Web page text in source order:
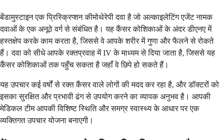
बेंडामुस्टाइन एक प्रिस्क्रिप्शन कीमोथेरेपी दवा है जो अल्काइलेटिंग एजेंट नामक
दवाओं के एक अनूठे वर्ग से संबंधित है। यह कैंसर कोशिकाओं के अंदर डीएनए में
हस्तक्षेप करके काम करता है, जिससे वे आपके शरीर में गुणा और फैलने से रोकते
हैं। दवा को सीधे आपके रक्तप्रवाह में IV के माध्यम से दिया जाता है, जिससे यह
कैंसर कोशिकाओं तक पहुँच सकता है जहाँ वे छिपे हो सकते हैं।
यह उपचार कई वर्षों से रक्त कैंसर वाले लोगों की मदद कर रहा है, और डॉक्टरों को
इसका सुरक्षित और प्रभावी ढंग से उपयोग करने का व्यापक अनुभव है। आपकी
मेडिकल टीम आपकी विशिष्ट स्थिति और समग्र स्वास्थ्य के आधार पर एक
व्यक्तिगत उपचार योजना बनाएगी।